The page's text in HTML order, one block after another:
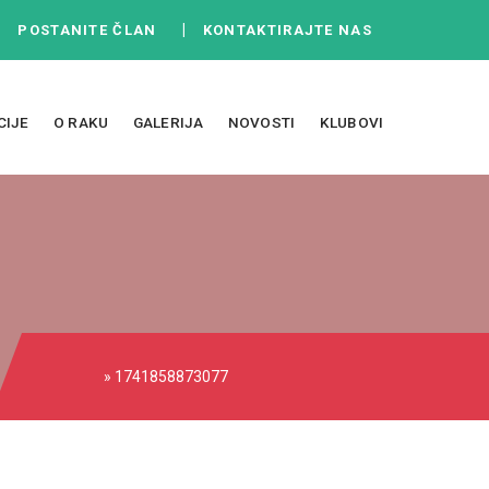
POSTANITE ČLAN KONTAKTIRAJTE NAS
O RAKU GALERIJA NOVOSTI KLUBOVI
» 1741858873077